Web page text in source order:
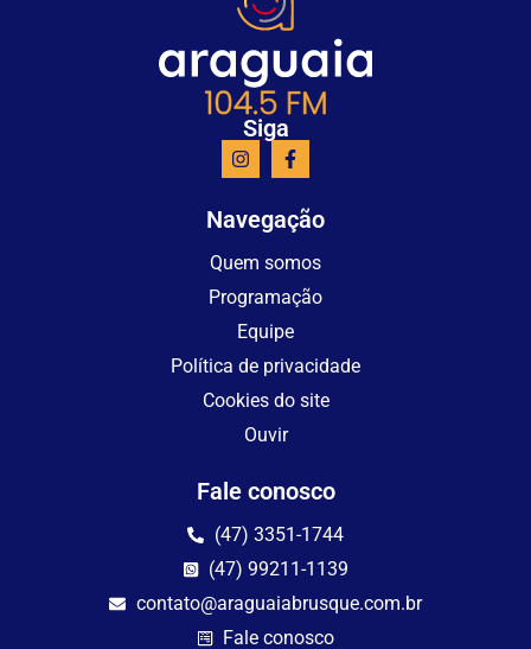
Siga
Navegação
Quem somos
Programação
Equipe
Política de privacidade
Cookies do site
Ouvir
Fale conosco
(47) 3351-1744
(47) 99211-1139
contato@araguaiabrusque.com.br
Fale conosco